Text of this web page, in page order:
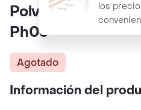
los
Polvo De Hadas
Ph03
Agotado
Información del